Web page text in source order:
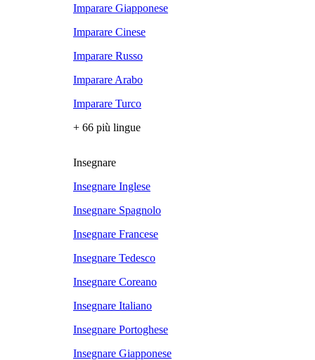
Imparare Giapponese
Imparare Cinese
Imparare Russo
Imparare Arabo
Imparare Turco
+ 66 più lingue
Insegnare
Insegnare Inglese
Insegnare Spagnolo
Insegnare Francese
Insegnare Tedesco
Insegnare Coreano
Insegnare Italiano
Insegnare Portoghese
Insegnare Giapponese